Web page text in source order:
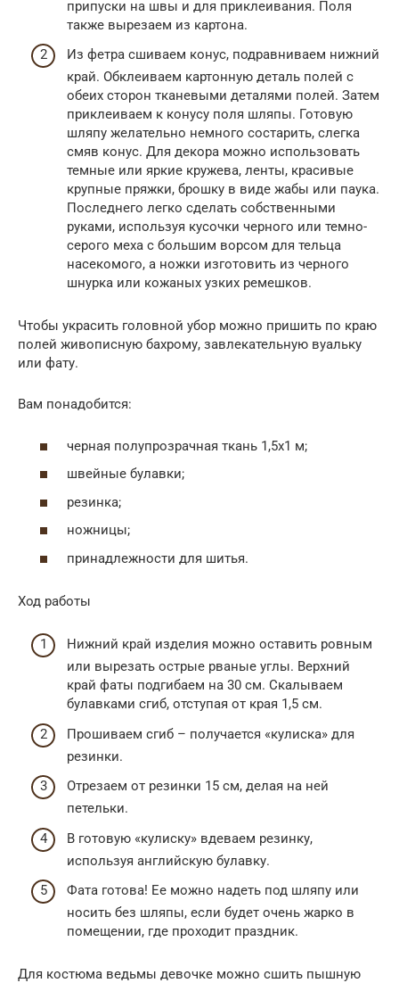
припуски на швы и для приклеивания. Поля
также вырезаем из картона.
Из фетра сшиваем конус, подравниваем нижний
край. Обклеиваем картонную деталь полей с
обеих сторон тканевыми деталями полей. Затем
приклеиваем к конусу поля шляпы. Готовую
шляпу желательно немного состарить, слегка
смяв конус. Для декора можно использовать
темные или яркие кружева, ленты, красивые
крупные пряжки, брошку в виде жабы или паука.
Последнего легко сделать собственными
руками, используя кусочки черного или темно-
серого меха с большим ворсом для тельца
насекомого, а ножки изготовить из черного
шнурка или кожаных узких ремешков.
Чтобы украсить головной убор можно пришить по краю
полей живописную бахрому, завлекательную вуальку
или фату.
Вам понадобится:
черная полупрозрачная ткань 1,5х1 м;
швейные булавки;
резинка;
ножницы;
принадлежности для шитья.
Ход работы
Нижний край изделия можно оставить ровным
или вырезать острые рваные углы. Верхний
край фаты подгибаем на 30 см. Скалываем
булавками сгиб, отступая от края 1,5 см.
Прошиваем сгиб – получается «кулиска» для
резинки.
Отрезаем от резинки 15 см, делая на ней
петельки.
В готовую «кулиску» вдеваем резинку,
используя английскую булавку.
Фата готова! Ее можно надеть под шляпу или
носить без шляпы, если будет очень жарко в
помещении, где проходит праздник.
Для костюма ведьмы девочке можно сшить пышную